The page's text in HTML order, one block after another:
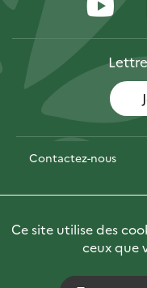
Contactez-nous
Espace presse
Photofor
Ce site utilise des
ceux que